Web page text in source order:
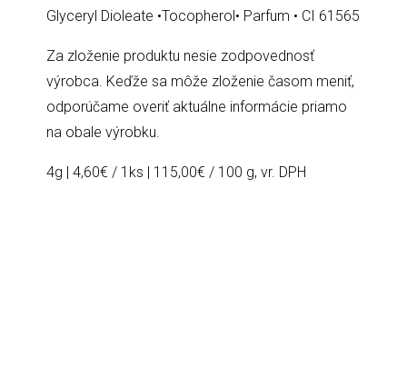
Glyceryl Dioleate •Tocopherol• Parfum • CI 61565
Za zloženie produktu nesie zodpovednosť
výrobca. Keďže sa môže zloženie časom meniť,
odporúčame overiť aktuálne informácie priamo
na obale výrobku.
4g | 4,60€ / 1ks | 115,00€ / 100 g, vr. DPH